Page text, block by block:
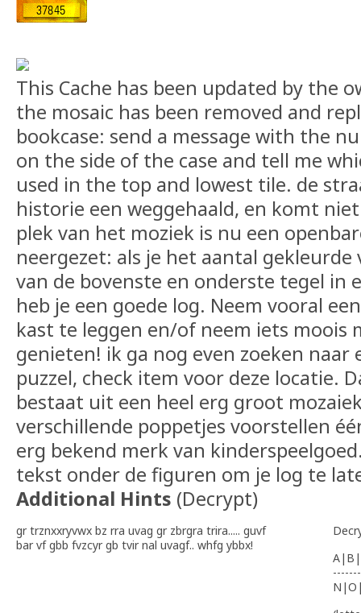
This Cache has been updated by the
the mosaic has been removed and
bookcase: send a message with the
on the side of the case and tell me
used in the top and lowest tile. de
historie een weggehaald, en komt
plek van het moziek is nu een
neergezet: als je het aantal
van de bovenste en onderste tegel in
heb je een goede log. Neem vooral
kast te leggen en/of neem iets moois
genieten! ik ga nog even zoeken naar
puzzel, check item voor deze locatie.
bestaat uit een heel erg groot
verschillende poppetjes voorstellen
erg bekend merk van
tekst onder de figuren om je log te
Additional Hints (Decrypt)
gr trznxxryvwx bz rra uvag gr zbrgra trira..... guvf
bar vf gbb fvzcyr gb tvir nal uvagf.. whfg ybbx!